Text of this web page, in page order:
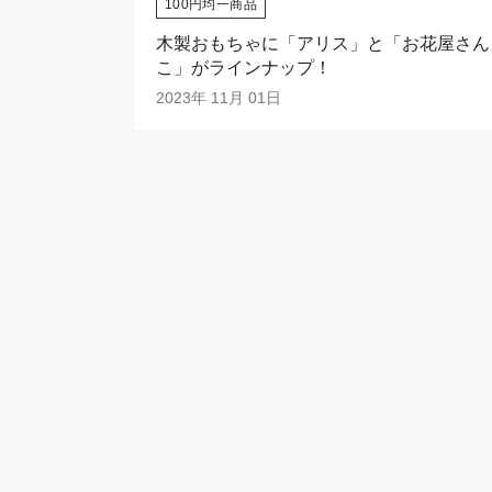
100円均一商品
木製おもちゃに「アリス」と「お花屋さん
こ」がラインナップ！
2023年 11月 01日